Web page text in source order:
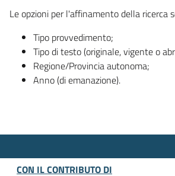
Le opzioni per l'affinamento della ricerca
Tipo provvedimento;
Tipo di testo (originale, vigente o
Regione/Provincia autonoma;
Anno (di emanazione).
CON IL CONTRIBUTO DI